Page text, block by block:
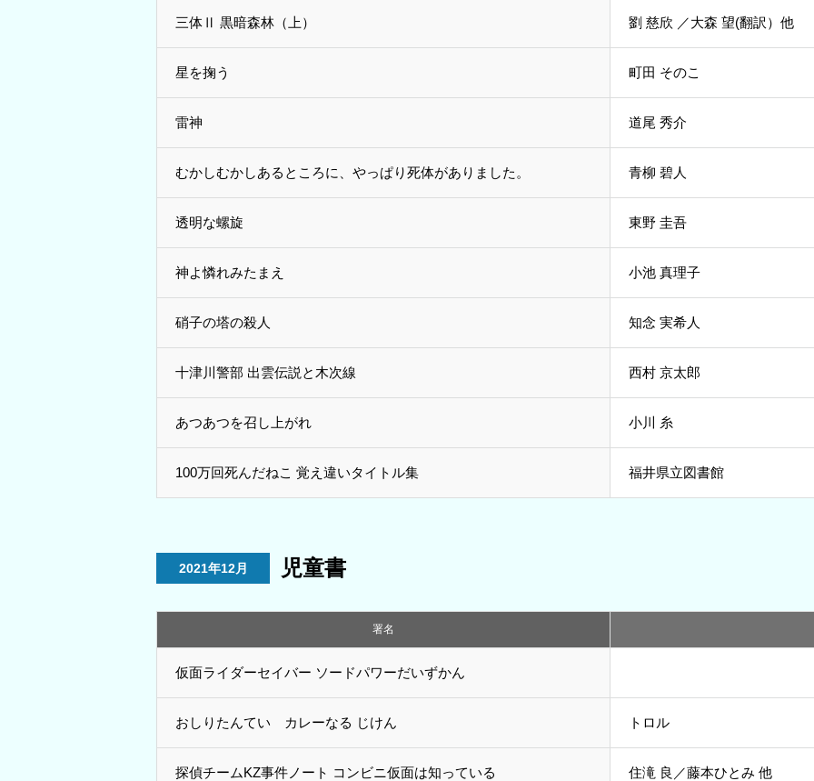
三体Ⅱ 黒暗森林（上） 劉 慈欣 ／大森 望(翻訳）他
星を掬う 町田 そのこ
雷神 道尾 秀介
むかしむかしあるところに、やっぱり死体がありました。 青柳 碧人
透明な螺旋 東野 圭吾
神よ憐れみたまえ 小池 真理子
硝子の塔の殺人 知念 実希人
十津川警部 出雲伝説と木次線 西村 京太郎
あつあつを召し上がれ 小川 糸
100万回死んだねこ 覚え違いタイトル集 福井県立図書館
2021年12月 児童書
署名
仮面ライダーセイバー ソードパワーだいずかん
おしりたんてい カレーなる じけん トロル
探偵チームKZ事件ノート コンビニ仮面は知っている 住滝 良／藤本ひとみ 他